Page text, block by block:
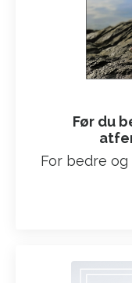
Før du
For bedre